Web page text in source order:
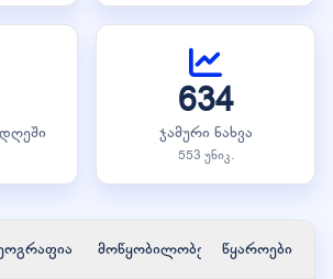
634
ჯამური ნახვა
553 უნიკ.
მოწყობილობები წყაროები